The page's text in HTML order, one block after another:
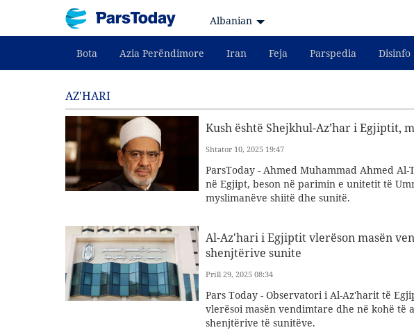
Albanian
Bota Azia Perëndimore Iran Feja Parspedia Disinfo
AZ'HARI
Kush është Shejkhul-Az’har i Egjiptit,
Shtator 10, 2025 19:47
ParsToday - Ahmed Muhammad Ahmed
në Egjipt, beson në parimin e unitetit të
myslimanëve shiitë dhe sunitë.
Al-Az'hari i Egjiptit vlerëson masën
shenjtërive sunite
Prill 29, 2025 08:34
Pars Today - Observatori i Al-Az'harit të
vlerësoi masën vendimtare dhe në kohë
shenjtërive të sunitëve.